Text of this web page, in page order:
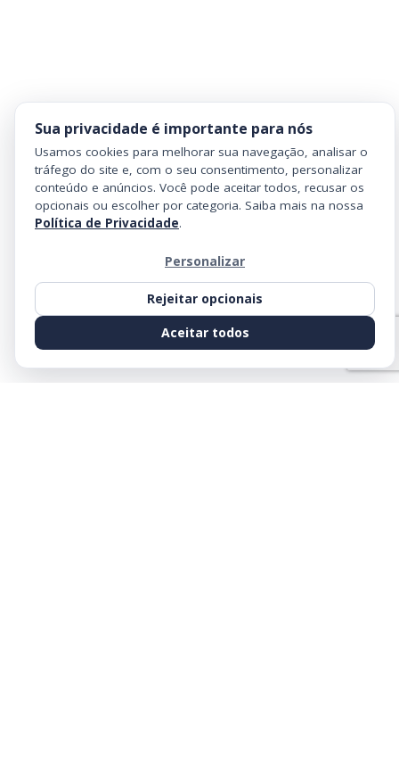
Sua privacidade é importante para nós
Usamos cookies para melhorar sua navegação, analisar o
tráfego do site e, com o seu consentimento, personalizar
conteúdo e anúncios. Você pode aceitar todos, recusar os
opcionais ou escolher por categoria. Saiba mais na nossa
Política de Privacidade.
Personalizar
Rejeitar opcionais
Aceitar todos